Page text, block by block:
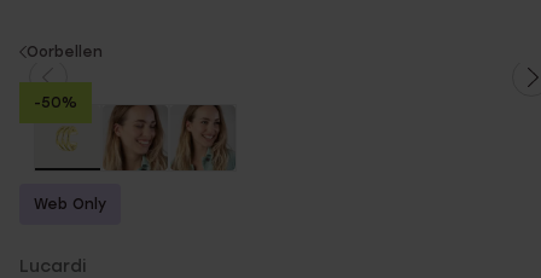
You
are
here:
Oorbellen
-50%
Web Only
Lucardi